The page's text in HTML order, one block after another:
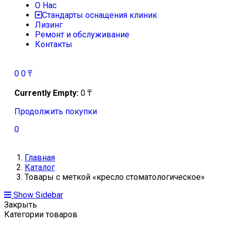
О Нас
Стандарты оснащения клиник
Лизинг
Ремонт и обслуживание
Контакты
0 0 ₸
Currently Empty: 0 ₸
Продолжить покупки
0
Главная
Каталог
Товары с меткой «кресло стоматологическое»
Show Sidebar
Закрыть
Категории товаров